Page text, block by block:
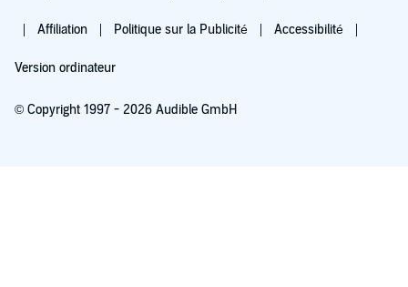
Affiliation Politique sur la Publicité Accessibilité
Version ordinateur
© Copyright 1997 - 2026 Audible GmbH